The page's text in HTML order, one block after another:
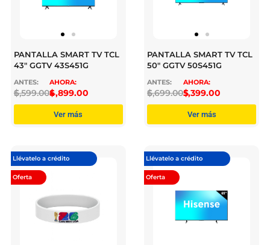
PANTALLA SMART TV TCL
43″ GGTV 43S451G
$
6,599.00$
4,899.00
Ver más
PANTALLA SMART TV TCL
50″ GGTV 50S451G
$
6,699.00$
5,399.00
Ver más
Llévatelo a crédito
Oferta
Llévatelo a crédito
Oferta